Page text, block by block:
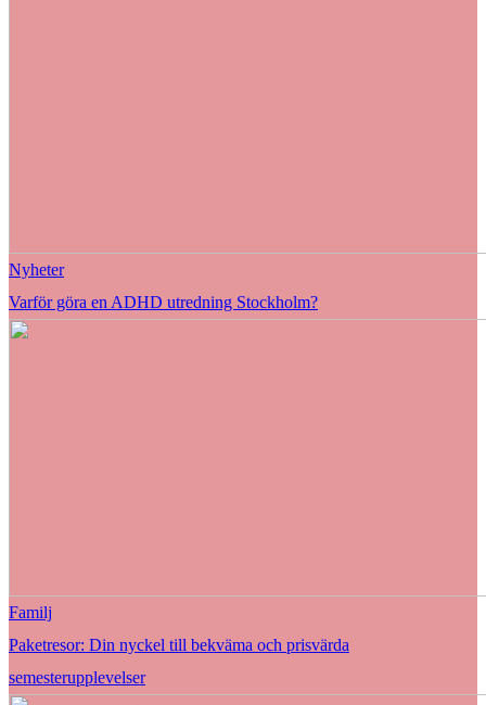
Nyheter
Varför göra en ADHD utredning Stockholm?
Familj
Paketresor: Din nyckel till bekväma och prisvärda
semesterupplevelser